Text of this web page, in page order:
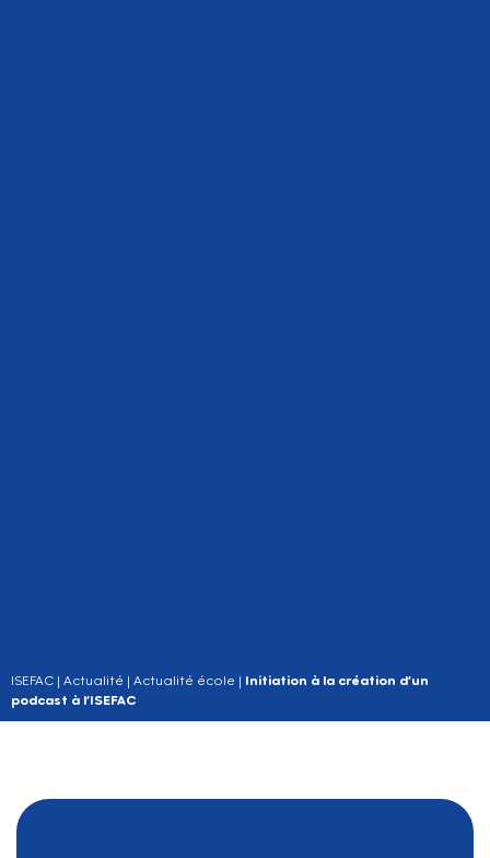
ISEFAC | Actualité | Actualité école | Initiation à la création d’un
podcast à l’ISEFAC